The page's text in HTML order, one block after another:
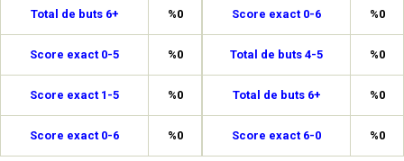
Total de buts 6+ %0
Score exact 0-5 %0
Score exact 1-5 %0
Score exact 0-6 %0
Score exact 0-6 %0
Total de buts 4-5 %0
Total de buts 6+ %0
Score exact 6-0 %0